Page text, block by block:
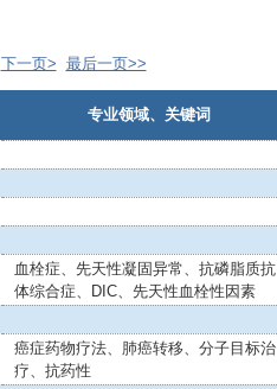
下一页> 最后一页>>
专业领域、关键词
血栓症、先天性凝固异常、抗磷脂质抗
体综合症、DIC、先天性血栓性因素
癌症药物疗法、肺癌转移、分子目标治
疗、抗药性